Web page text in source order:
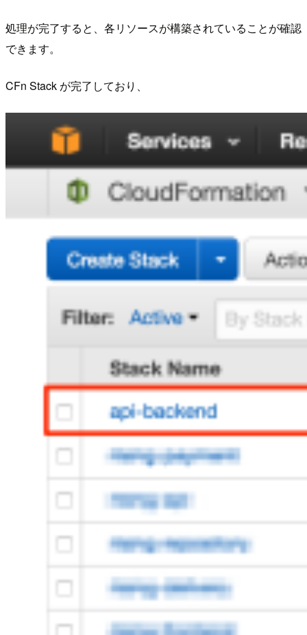
処理が完了すると、各リソースが構築されていることが確認
できます。
CFn Stack が完了しており、